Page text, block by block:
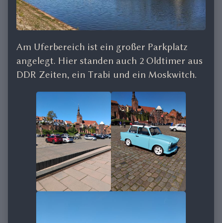
Am Uferbereich ist ein großer Parkplatz
angelegt. Hier standen auch 2 Oldtimer aus
DDR Zeiten, ein Trabi und ein Moskwitch.